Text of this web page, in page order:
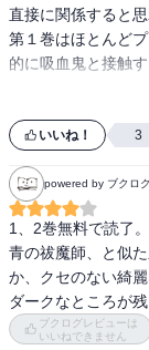
直接に関係すると思
第１巻はほとんど
的に吸血鬼と接触
少年漫画らしく家
明るいので、小説版
小説版を読んでい
いいね！ 3
powered by ブクロ
1、2巻無料で読了。
青の祓魔師、と似
か、クセのない綺
ダークなところが
ブクログレビューは
いいねできません